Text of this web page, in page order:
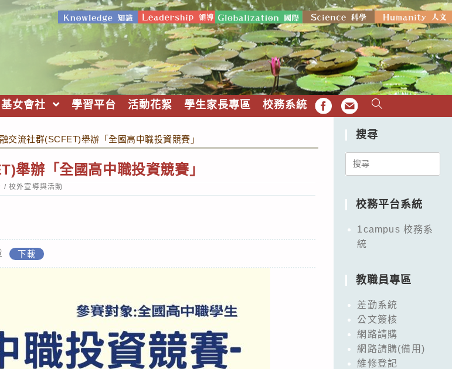
基女會社 學習平台 活動花絮 學生家長專區 校務系統 FB EMAIL
交流社群(SCFET)舉辦「全國高中職投資競賽」
舉辦「全國高中職投資競賽」
/ 校外宣導與活動
下載
搜尋
Search
校務平台系統
1campus 校務系
統
教職員專區
差勤系統
公文簽核
網路請購
網路請購(備用)
維修登記